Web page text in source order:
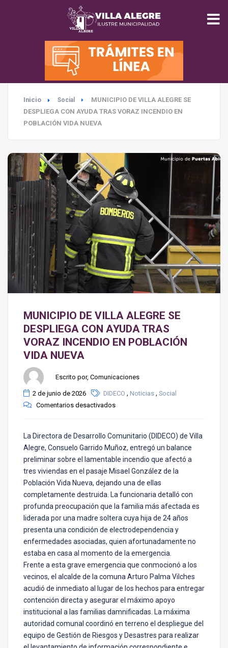
INICIO
MUNICIPALIDAD
SEGURIDAD
TURISMO
MEDIO AMBIENTE
Inicio Social
MUNICIPIO DE VILLA ALEGRE SE
DESPLIEGA CON AYUDA TRAS VORAZ INCENDIO EN
POBLACIÓN VIDA NUEVA
MUNICIPIO DE VILLA ALEGRE SE
DESPLIEGA CON AYUDA TRAS
VORAZ INCENDIO EN POBLACIÓN
VIDA NUEVA
Escrito por, Comunicaciones
2 de junio de 2026 DIDECO , Noticias , Social
Comentarios desactivados
La Directora de Desarrollo Comunitario (DIDECO) de Villa
Alegre, Consuelo Garrido Muñoz, entregó un balance
preliminar sobre el lamentable incendio que afectó a
tres viviendas en el pasaje Misael González de la
Población Vida Nueva, dejando una de ellas
completamente destruida. La funcionaria detalló con
profunda preocupación que la familia más afectada es
liderada por una madre soltera cuya hija de 24 años
presenta una condición de electrodependencia y
enfermedades asociadas, quien afortunadamente no
estaba en casa al momento de la emergencia.
Frente a esta grave emergencia que conmocionó a los
vecinos, el alcalde de la comuna Arturo Palma Vilches
acudió de inmediato al lugar de los hechos para entregar
contención directa y asegurar el máximo apoyo
institucional a las familias damnificadas. La máxima
autoridad comunal coordinó en terreno el despliegue del
equipo de Gestión de Riesgos y Desastres para realizar